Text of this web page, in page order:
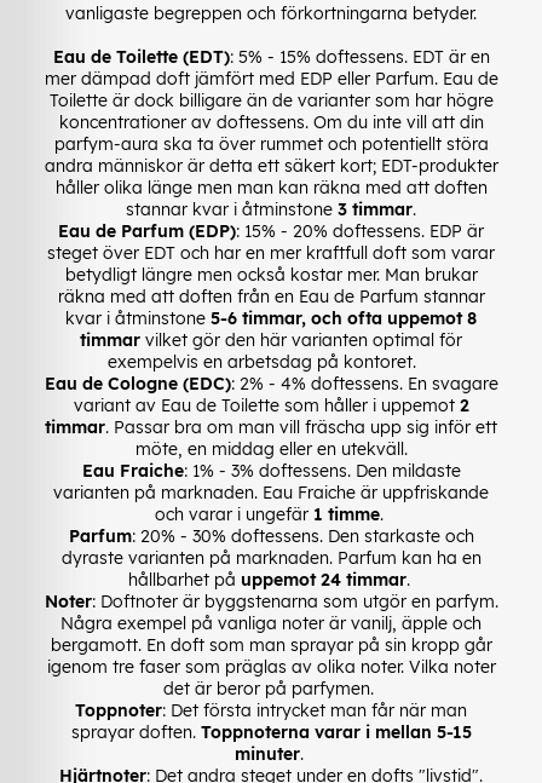
vanligaste begreppen och förkortningarna betyder.
Eau de Toilette (EDT): 5% - 15% doftessens. EDT är en
mer dämpad doft jämfört med EDP eller Parfum. Eau de
Toilette är dock billigare än de varianter som har högre
koncentrationer av doftessens. Om du inte vill att din
parfym-aura ska ta över rummet och potentiellt störa
andra människor är detta ett säkert kort; EDT-produkter
håller olika länge men man kan räkna med att doften
stannar kvar i åtminstone 3 timmar.
Eau de Parfum (EDP): 15% - 20% doftessens. EDP är
steget över EDT och har en mer kraftfull doft som varar
betydligt längre men också kostar mer. Man brukar
räkna med att doften från en Eau de Parfum stannar
kvar i åtminstone 5-6 timmar, och ofta uppemot 8
timmar vilket gör den här varianten optimal för
exempelvis en arbetsdag på kontoret.
Eau de Cologne (EDC): 2% - 4% doftessens. En svagare
variant av Eau de Toilette som håller i uppemot 2
timmar. Passar bra om man vill fräscha upp sig inför ett
möte, en middag eller en utekväll.
Eau Fraiche: 1% - 3% doftessens. Den mildaste
varianten på marknaden. Eau Fraiche är uppfriskande
och varar i ungefär 1 timme.
Parfum: 20% - 30% doftessens. Den starkaste och
dyraste varianten på marknaden. Parfum kan ha en
hållbarhet på uppemot 24 timmar.
Noter: Doftnoter är byggstenarna som utgör en parfym.
Några exempel på vanliga noter är vanilj, äpple och
bergamott. En doft som man sprayar på sin kropp går
igenom tre faser som präglas av olika noter. Vilka noter
det är beror på parfymen.
Toppnoter: Det första intrycket man får när man
sprayar doften. Toppnoterna varar i mellan 5-15
minuter.
Hjärtnoter: Det andra steget under en dofts "livstid".